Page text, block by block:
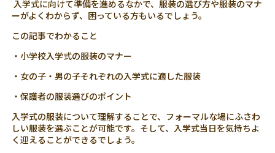
入学式に向けて準備を進めるなかで、服装の選び方や服装のマナ
ーがよくわからず、困っている方もいるでしょう。
この記事でわかること
・小学校入学式の服装のマナー
・女の子・男の子それぞれの入学式に適した服装
・保護者の服装選びのポイント
入学式の服装について理解することで、フォーマルな場にふさわ
しい服装を選ぶことが可能です。そして、入学式当日を気持ちよ
く迎えることができるでしょう。